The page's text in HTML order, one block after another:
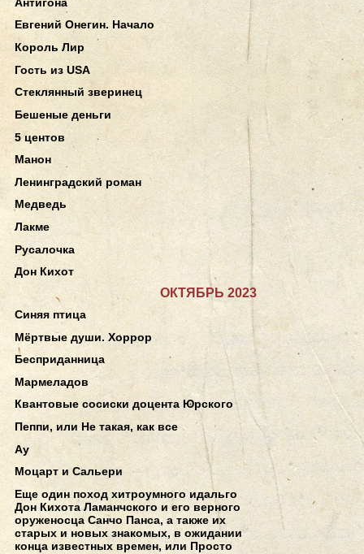
Евгений Онегин. Начало
Король Лир
Гость из USA
Стеклянный зверинец
Бешеные деньги
5 центов
Манон
Ленинградский роман
Медведь
Лакме
Русалочка
Дон Кихот
ОКТЯБРЬ 2023
Синяя птица
Мёртвые души. Хоррор
Бесприданница
Мармеладов
Квантовые сосиски доцента Юрского
Пеппи, или Не такая, как все
Ау
Моцарт и Сальери
Еще один поход хитроумного идальго
Дон Кихота Ламанчского и его верного
оруженосца Санчо Панса, а также их
старых и новых знакомых, в ожидании
конца известных времен, или Просто